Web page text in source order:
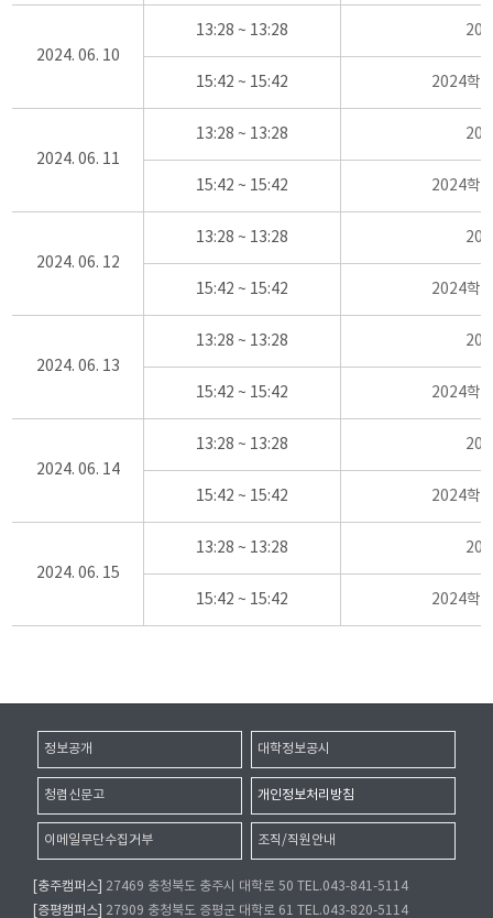
2024. 06. 10
13:28 ~ 13:28
15:42 ~ 15:42 2024학
2024. 06. 11
13:28 ~ 13:28
15:42 ~ 15:42 2024학
2024. 06. 12
13:28 ~ 13:28
15:42 ~ 15:42 2024학
2024. 06. 13
13:28 ~ 13:28
15:42 ~ 15:42 2024학
2024. 06. 14
13:28 ~ 13:28
15:42 ~ 15:42 2024학
2024. 06. 15
13:28 ~ 13:28
15:42 ~ 15:42 2024학
정보공개 대학정보공시
청렴신문고 개인정보처리방침
이메일무단수집거부 조직/직원안내
[충주캠퍼스]
27469 충청북도 충주시 대학로 50 TEL.043-841-5114
[증평캠퍼스]
27909 충청북도 증평군 대학로 61 TEL.043-820-5114